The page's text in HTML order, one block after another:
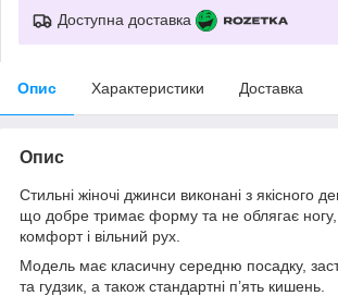
Доступна доставка
Опис Характеристики Доставка
Опис
Стильні жіночі джинси виконані з якісного
що добре тримає форму та не облягає
комфорт і вільний рух.
Модель має класичну середню посадку,
та гудзик, а також стандартні п’ять кишень.